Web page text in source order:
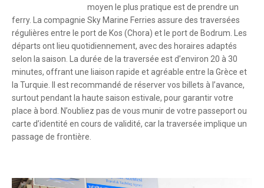
moyen le plus pratique est de prendre un
ferry. La compagnie Sky Marine Ferries assure des traversées
régulières entre le port de Kos (Chora) et le port de Bodrum. Les
départs ont lieu quotidiennement, avec des horaires adaptés
selon la saison. La durée de la traversée est d’environ 20 à 30
minutes, offrant une liaison rapide et agréable entre la Grèce et
la Turquie. Il est recommandé de réserver vos billets à l’avance,
surtout pendant la haute saison estivale, pour garantir votre
place à bord. N’oubliez pas de vous munir de votre passeport ou
carte d’identité en cours de validité, car la traversée implique un
passage de frontière.